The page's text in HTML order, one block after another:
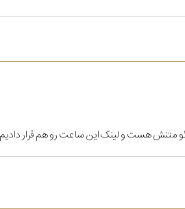
متنش هست و لینک این ساعت رو هم قرار دادیم